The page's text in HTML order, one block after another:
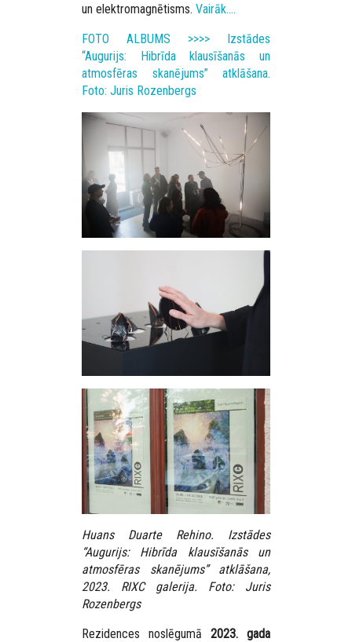
un elektromagnētisms. Vairāk….
FOTO ALBUMS >>>> Izstādes
“Augurijs: Hibrīda klausīšanās un
atmosfēras skanējums” atklāšana.
Foto: Juris Rozenbergs
Huans Duarte Rehino. Izstādes
“Augurijs: Hibrīda klausīšanās un
atmosfēras skanējums” atklāšana,
2023. RIXC galerija. Foto: Juris
Rozenbergs
Rezidences noslēgumā 2023. gada